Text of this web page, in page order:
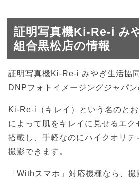
証明写真機Ki-Re-i み
組合黒松店の情報
証明写真機Ki-Re-i みやぎ生活協
DNPフォトイメージングジャパン
Ki-Re-i（キレイ）という名のと
によって肌をキレイに見せるエク
搭載し、手軽なのにハイクオリテ
撮影できます。
「Withスマホ」対応機種なら、撮